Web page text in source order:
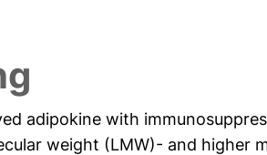
adipokine with
weight (LMW)- and higher